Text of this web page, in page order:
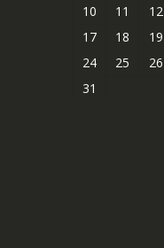
10
11 12
17
18 19
24
25 26
31